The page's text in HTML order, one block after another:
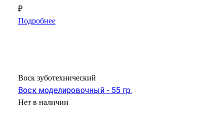
₽
Подробнее
Воск зуботехнический
Воск моделировочный - 55 гр.
Нет в наличии